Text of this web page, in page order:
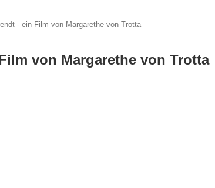
- ein Film von Margarethe von Trotta
von Margarethe von Trotta